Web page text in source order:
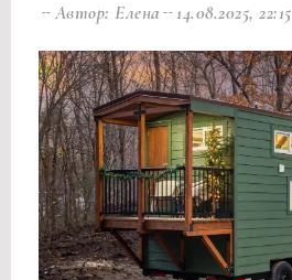
Автор: Елена 14.08.2025, 22:15